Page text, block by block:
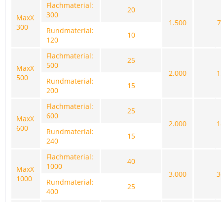
MaxX
300
Flachmaterial:
300
20
1.500
Rundmaterial:
120
10
MaxX
500
Flachmaterial:
500
25
2.000
Rundmaterial:
200
15
MaxX
600
Flachmaterial:
600
25
2.000
Rundmaterial:
240
15
MaxX
1000
Flachmaterial:
1000
40
3.000
Rundmaterial:
400
25